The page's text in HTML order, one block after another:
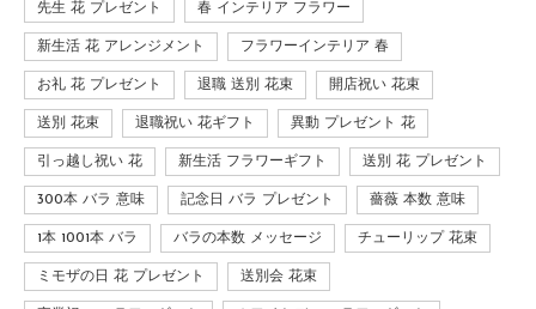
先生 花 プレゼント 春 インテリア フラワー
新生活 花 アレンジメント フラワーインテリア 春
お礼 花 プレゼント 退職 送別 花束 開店祝い 花束
送別 花束 退職祝い 花ギフト 異動 プレゼント 花
引っ越し祝い 花 新生活 フラワーギフト 送別 花 プレゼント
300本 バラ 意味 記念日 バラ プレゼント 薔薇 本数 意味
1本 1001本 バラ バラの本数 メッセージ チューリップ 花束
ミモザの日 花 プレゼント 送別会 花束